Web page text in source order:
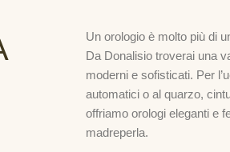
Un orologio è molto più di
Da Donalisio troverai una
moderni e sofisticati. Per
automatici o al quarzo,
offriamo orologi eleganti e
madreperla.